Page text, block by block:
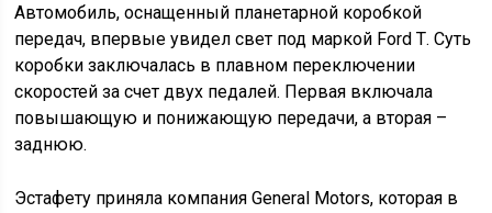
Автомобиль, оснащенный планетарной коробкой
передач, впервые увидел свет под маркой Ford Т. Суть
коробки заключалась в плавном переключении
скоростей за счет двух педалей. Первая включала
повышающую и понижающую передачи, а вторая –
заднюю.
Эстафету приняла компания General Motors, которая в